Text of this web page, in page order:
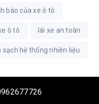
báo của xe ô tô
ô tô lái xe an toàn
sạch hệ thống nhiên liệu
lọc gió ô tô